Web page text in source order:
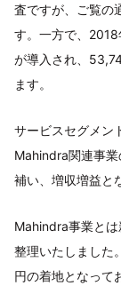
査ですが、ご覧の
す。一方で、
が導入され、
ます。
サービスセグメン
Mahindra関連事
補い、増収増益と
Mahindra事業と
整理いたしました
円の着地となって